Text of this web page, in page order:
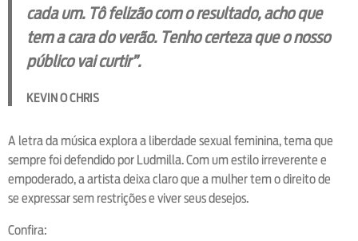
cada um. Tô felizão com o resultado, acho que
tem a cara do verão. Tenho certeza que o nosso
público vai curtir”.
KEVIN O CHRIS
A letra da música explora a liberdade sexual feminina, tema que
sempre foi defendido por Ludmilla. Com um estilo irreverente e
empoderado, a artista deixa claro que a mulher tem o direito de
se expressar sem restrições e viver seus desejos.
Confira: